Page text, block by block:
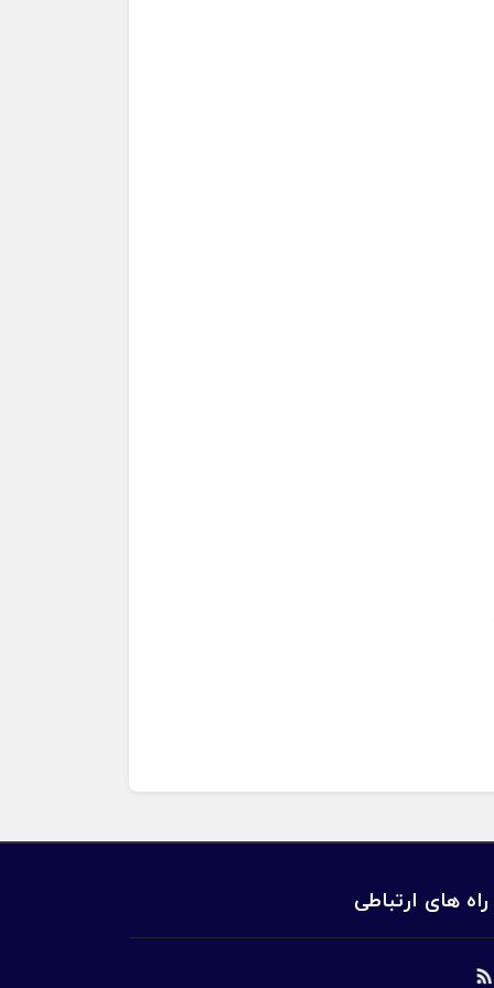
راه های ارتباطی